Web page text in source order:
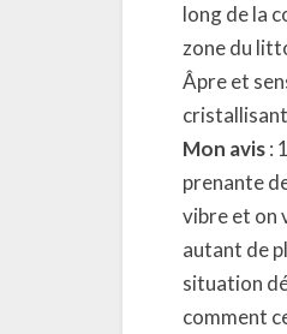
long de la
zone du
Âpre et
Mon avis:
prenante
vibre et on
autant de
situation
comment